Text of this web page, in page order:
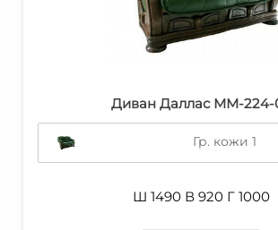
Диван Даллас ММ-224-
Гр. кожи 1
Ш 1490 В 920 Г 1000